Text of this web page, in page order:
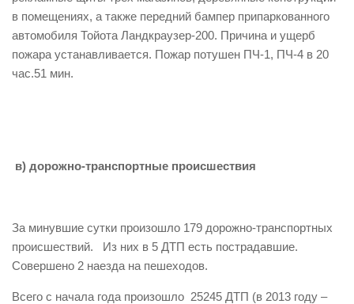
в помещениях, а также передний бампер припаркованного
автомобиля Тойота Ландкраузер-200. Причина и ущерб
пожара устанавливается. Пожар потушен ПЧ-1, ПЧ-4 в 20
час.51 мин.
в) дорожно-транспортные происшествия
За минувшие сутки произошло 179 дорожно-транспортных
происшествий. Из них в 5 ДТП есть пострадавшие.
Совершено 2 наезда на пешеходов.
Всего с начала года произошло 25245 ДТП (в 2013 году –